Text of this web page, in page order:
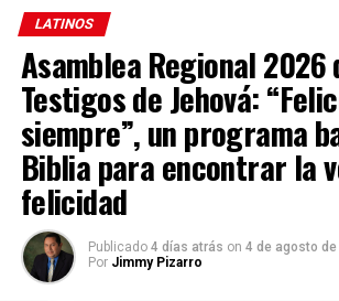
VER SIGUIENTE
Nicolás Maduro refuta a Unión Europea
revisión de elecciones en Venezuela
NO TE PIERDAS
Maduro amenaza a EE. UU.: le daría
en Venezuela al grupo Brics
LATINOS
Asamblea Regional 2026
Testigos de Jehová:
siempre”, un programa
Biblia para encontrar la
felicidad
Publicado 4 días atrás on 4 de agosto de
Por Jimmy Pizarro